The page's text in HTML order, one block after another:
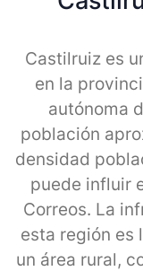
Castilruiz es
en la
autónoma
población
densidad
puede influir
Correos. La
esta región es
un área rural,